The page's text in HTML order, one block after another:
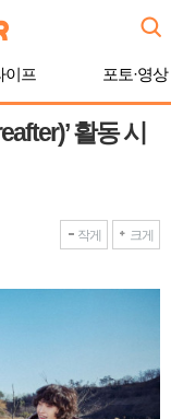
이프 포토·영상
활동 시
작게 크게